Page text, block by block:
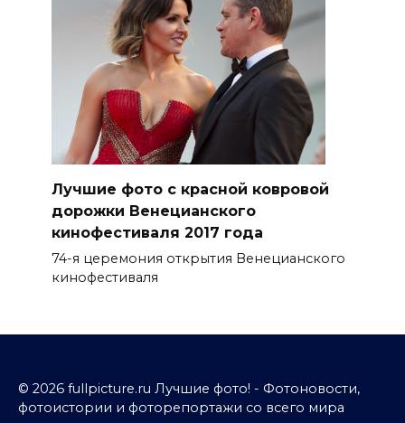
Лучшие фото с красной ковровой
дорожки Венецианского
кинофестиваля 2017 года
74-я церемония открытия Венецианского
кинофестиваля
© 2026 fullpicture.ru Лучшие фото! - Фотоновости,
фотоистории и фоторепортажи со всего мира